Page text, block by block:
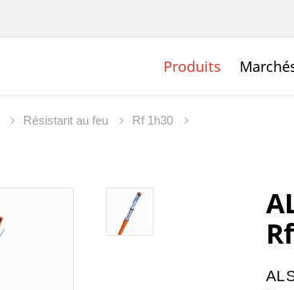
Produits
Résistant au feu Rf 1h30